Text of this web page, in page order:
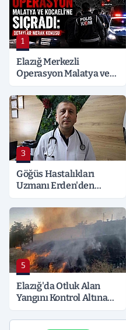
1
Elazığ Merkezli
Operasyon Malatya ve
Detaylar Merak Konusu
3
Göğüs Hastalıkları
Uzmanı Erden'den
5
Elazığ'da Otluk Alan
Yangını Kontrol Altına